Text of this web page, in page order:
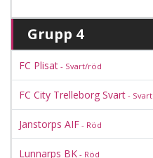
Grupp 4
FC Plisat - Svart/röd
FC City Trelleborg Svart - Svart
Janstorps AIF - Röd
Lunnarps BK - Röd